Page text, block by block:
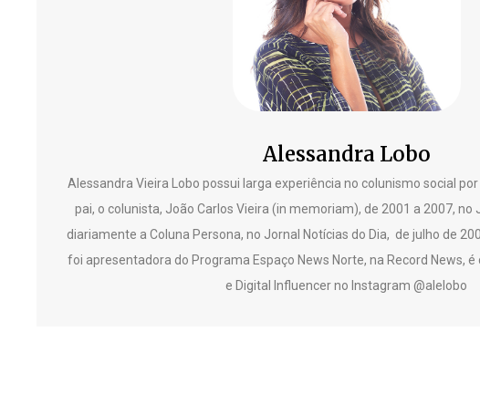
Alessandra Lobo
Alessandra Vieira Lobo possui larga experiência no colunismo social
pai, o colunista, João Carlos Vieira (in memoriam), de 2001 a 2007, no
diariamente a Coluna Persona, no Jornal Notícias do Dia, de julho de
foi apresentadora do Programa Espaço News Norte, na Record News, é
e Digital Influencer no Instagram @alelobo